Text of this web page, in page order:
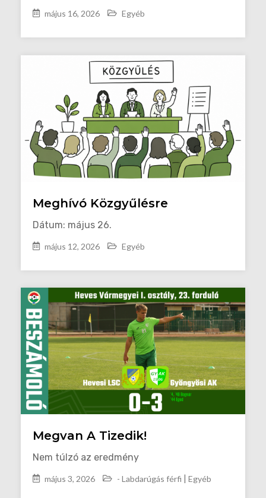
május 16, 2026 Egyéb
Meghívó Közgyűlésre
Dátum: május 26.
május 12, 2026 Egyéb
Megvan A Tizedik!
Nem túlzó az eredmény
május 3, 2026 - Labdarúgás férfi | Egyéb